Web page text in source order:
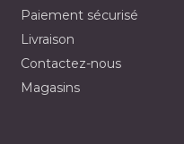
Paiement sécurisé
Livraison
Contactez-nous
Magasins